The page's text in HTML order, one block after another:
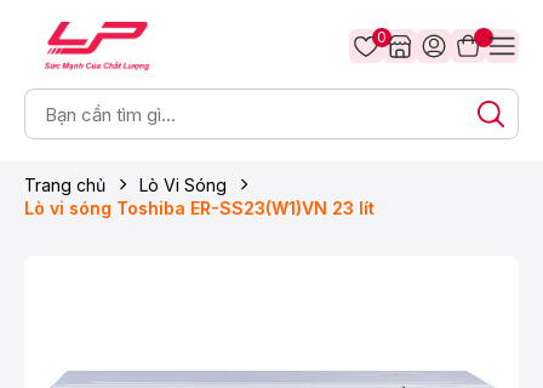
0
Trang chủ
Lò Vi Sóng
Lò vi sóng Toshiba ER-SS23(W1)VN 23 lít